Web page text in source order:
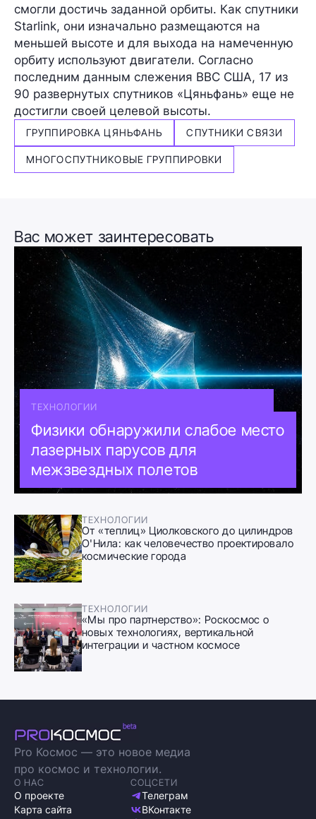
смогли достичь заданной орбиты. Как спутники
Starlink, они изначально размещаются на
меньшей высоте и для выхода на намеченную
орбиту используют двигатели. Согласно
последним данным слежения ВВС США, 17 из
90 развернутых спутников «Цяньфань» еще не
достигли своей целевой высоты.
ГРУППИРОВКА ЦЯНЬФАНЬ СПУТНИКИ СВЯЗИ
МНОГОСПУТНИКОВЫЕ ГРУППИРОВКИ
Вас может заинтересовать
ТЕХНОЛОГИИ
Физики обнаружили слабое место
лазерных парусов для
межзвездных полетов
ТЕХНОЛОГИИ
От «теплиц» Циолковского до цилиндров
О'Нила: как человечество проектировало
космические города
ТЕХНОЛОГИИ
«Мы про партнерство»: Роскосмос о
новых технологиях, вертикальной
интеграции и частном космосе
Pro Космос — это новое медиа
про космос и технологии.
О НАС
О проекте
Карта сайта
СОЦСЕТИ
Телеграм
ВКонтакте